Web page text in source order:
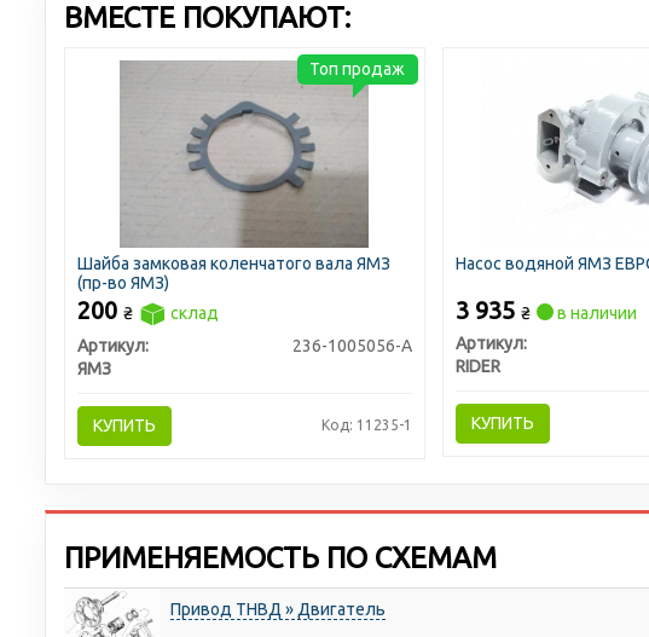
ВМЕСТЕ ПОКУПАЮТ:
Шайба замковая коленчатого вала ЯМЗ
(пр-во ЯМЗ)
200 ₴
склад
Артикул:
236-1005056-А
ЯМЗ
КУПИТЬ Код: 11235-1
Топ продаж
Насос водяной ЯМЗ
3 935 ₴
в наличии
Артикул:
RIDER
КУПИТЬ
ПРИМЕНЯЕМОСТЬ ПО СХЕМАМ
Привод ТНВД » Двигатель